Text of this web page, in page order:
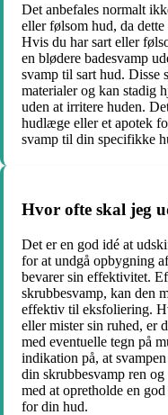
Det anbefales normalt
eller følsom hud, da
Hvis du har sart eller
en blødere badesvamp
svamp til sart hud. Disse
materialer og kan stadig
uden at irritere huden.
hudlæge eller et apotek
svamp til din specifikke
Hvor ofte skal jeg
Det er en god idé at
for at undgå opbygning
bevarer sin effektivitet.
skrubbesvamp, kan den
effektiv til eksfoliering.
eller mister sin ruhed, er
med eventuelle tegn på
indikation på, at
din skrubbesvamp ren
med at opretholde en
for din hud.